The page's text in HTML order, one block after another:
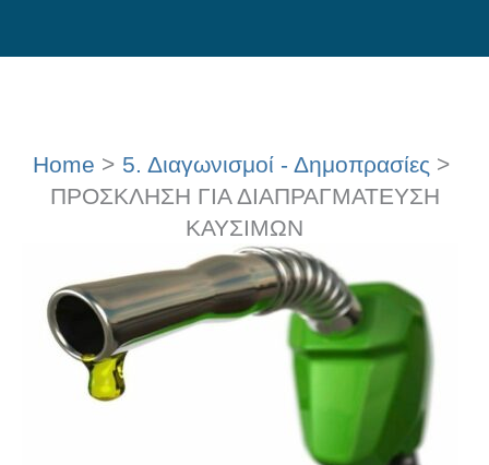
to
Home
5. Διαγωνισμοί - Δημοπρασίες
ΠΡΟΣΚΛΗΣΗ ΓΙΑ ΔΙΑΠΡΑΓΜΑΤΕΥΣΗ
ΚΑΥΣΙΜΩΝ